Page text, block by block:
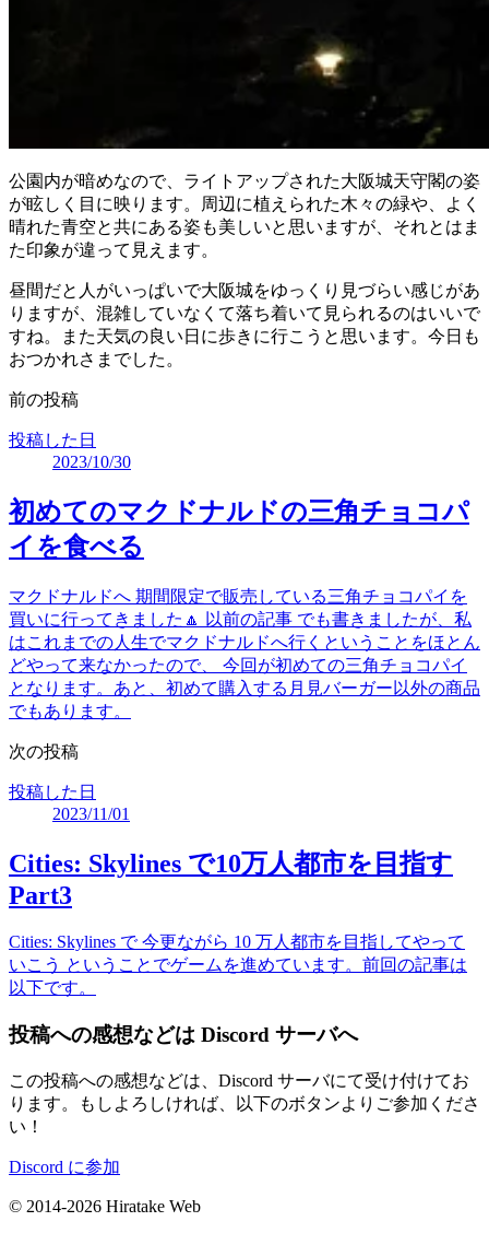
公園内が暗めなので、ライトアップされた大阪城天守閣の姿
が眩しく目に映ります。周辺に植えられた木々の緑や、よく
晴れた青空と共にある姿も美しいと思いますが、それとはま
た印象が違って見えます。
昼間だと人がいっぱいで大阪城をゆっくり見づらい感じがあ
りますが、混雑していなくて落ち着いて見られるのはいいで
すね。また天気の良い日に歩きに行こうと思います。今日も
おつかれさまでした。
前の投稿
投稿した日
2023/10/30
初めてのマクドナルドの三角チョコパ
イを食べる
マクドナルドへ 期間限定で販売している三角チョコパイを
買いに行ってきました🔼 以前の記事 でも書きましたが、私
はこれまでの人生でマクドナルドへ行くということをほとん
どやって来なかったので、 今回が初めての三角チョコパイ
となります。あと、初めて購入する月見バーガー以外の商品
でもあります。
次の投稿
投稿した日
2023/11/01
Cities: Skylines で10万人都市を目指す
Part3
Cities: Skylines で 今更ながら 10 万人都市を目指してやって
いこう ということでゲームを進めています。前回の記事は
以下です。
投稿への感想などは Discord サーバへ
この投稿への感想などは、Discord サーバにて受け付けてお
ります。もしよろしければ、以下のボタンよりご参加くださ
い！
Discord に参加
© 2014-2026 Hiratake Web